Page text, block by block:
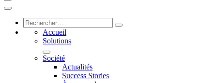
Accueil
Solutions
Société
Actualités
Success Stories